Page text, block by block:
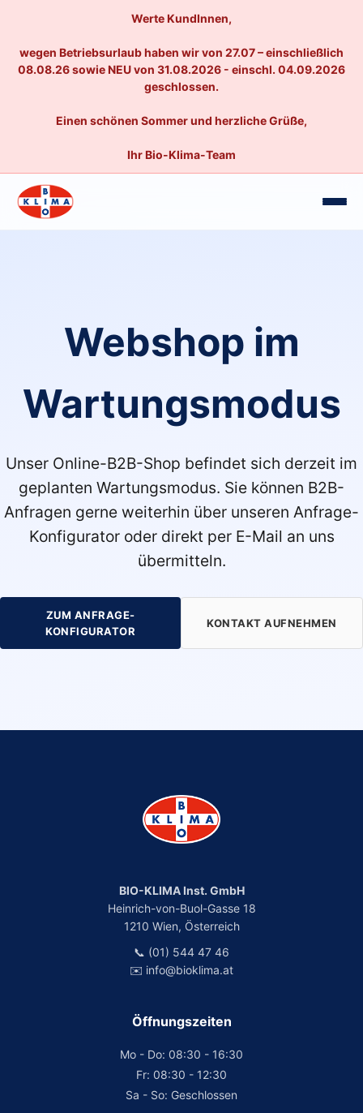
Werte KundInnen,
wegen Betriebsurlaub haben wir von 27.07 – einschließlich
08.08.26 sowie NEU von 31.08.2026 - einschl. 04.09.2026
geschlossen.
Einen schönen Sommer und herzliche Grüße,
Ihr Bio-Klima-Team
Webshop im
Wartungsmodus
Unser Online-B2B-Shop befindet sich derzeit im
geplanten Wartungsmodus. Sie können B2B-
Anfragen gerne weiterhin über unseren Anfrage-
Konfigurator oder direkt per E-Mail an uns
übermitteln.
ZUM ANFRAGE-
KONFIGURATOR
KONTAKT AUFNEHMEN
BIO-KLIMA Inst. GmbH
Heinrich-von-Buol-Gasse 18
1210 Wien, Österreich
📞 (01) 544 47 46
✉️ info@bioklima.at
Öffnungszeiten
Mo - Do: 08:30 - 16:30
Fr: 08:30 - 12:30
Sa - So: Geschlossen